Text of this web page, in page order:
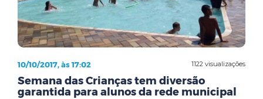
1122 visualizações
10/10/2017, às 17:02
Semana das Crianças tem diversão
garantida para alunos da rede municipal